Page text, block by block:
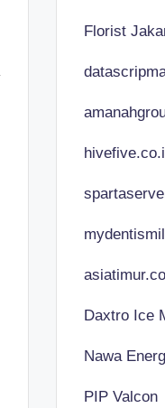
Florist
Daxtro Ice
Nawa
PIP Valcon